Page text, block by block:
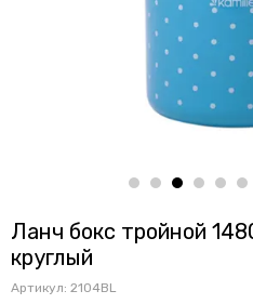
Ланч бокс тройной
круглый
Артикул: 2104BL